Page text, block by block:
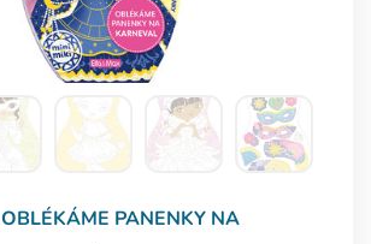
OBLÉKÁME PANENKY NA